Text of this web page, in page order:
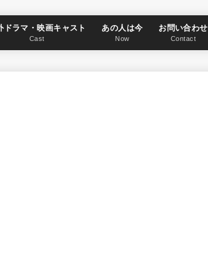
ドラマ・映画キャスト
Cast
あの人は今
Now
お問い合わせ
Contact